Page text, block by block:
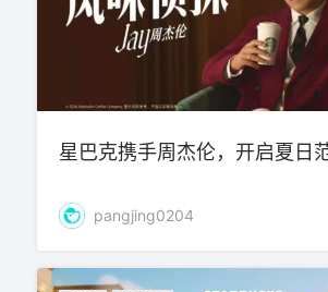
星巴克携手周杰伦，开启夏日
pangjing0204